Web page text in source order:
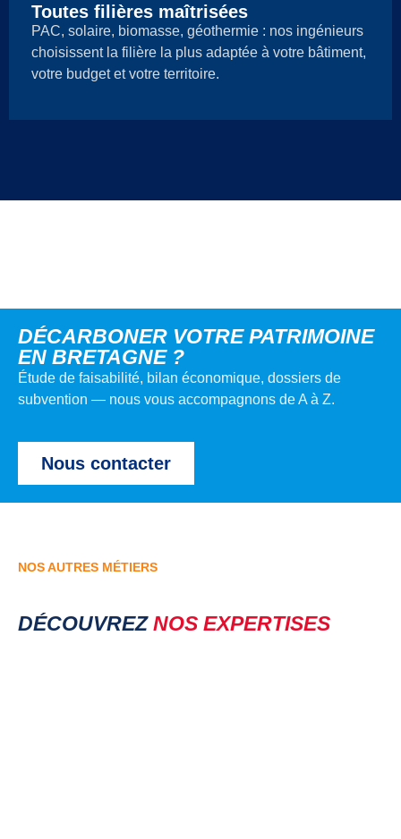
Toutes filières maîtrisées
PAC, solaire, biomasse, géothermie : nos ingénieurs
choisissent la filière la plus adaptée à votre bâtiment,
votre budget et votre territoire.
DÉCARBONER VOTRE PATRIMOINE
EN BRETAGNE ?
Étude de faisabilité, bilan économique, dossiers de
subvention — nous vous accompagnons de A à Z.
Nous contacter
NOS AUTRES MÉTIERS
DÉCOUVREZNOS EXPERTISES